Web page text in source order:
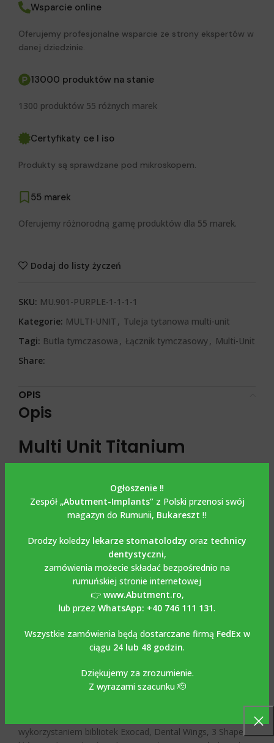
Ogłoszenie ‼️
Zespół „Abutment-Implants”z Polski przenosi swój
magazyn do Rumunii, Bukareszt ‼️
Drodzy koledzy lekarze stomatolodzy oraz technicy
dentystyczni,
zamówienia możecie składać bezpośrednio na
rumuńskiej stronie internetowej
👉 www.Abutment.ro,
lub przez WhatsApp: +40 746 111 131.
Wszystkie zamówienia będą dostarczane firmą FedExw
ciągu 24 lub 48 godzin.
Dziękujemy za zrozumienie.
Z wyrazami szacunku 🫡
Wsparcie online
Oferujemy profesjonalne wsparcie ze strony ekspertów w
danej dziedzinie.
13000 produktów na stanie
1300 produktów 55 różnych marek
Certyfikaty ce I iso
Produkty są sprawdzane pod mikroskopem.
55 marek
Oferujemy różnorodną gamę produktów dla 55 marek.
Dodaj do listy życzeń
SKU: MU.901-PURPLE-1-1-1-1
Kategorie: MULTI-UNIT , Tuleja tytanowa multi-unit
Tagi: Butla tymczasowa , Łącznik tymczasowy, Multi-Unit
Share:
OPIS
Opis
Multi Unit Titanium
Temporary Cylinder with
Screw / Cylinder
tymczasowy
kompatybilny z
Implantium-Dentium
Multi Unit Titanium Temporary Cylinder with Screw /
Cylinder tymczasowy kompatybilny zImplantium-
jest dołączona do zestawu. Zalecany moment obrotowy 15
Ncm. Służy do wykonywania przykręcanych uzupełnień
cylindrycznej umożliwiają dobrą retencję materiałów do
uzupełnień tymczasowych. Stosuje się go razem z
wykorzystaniem bibliotek Exocad, Dental Wings, 3 Shape,